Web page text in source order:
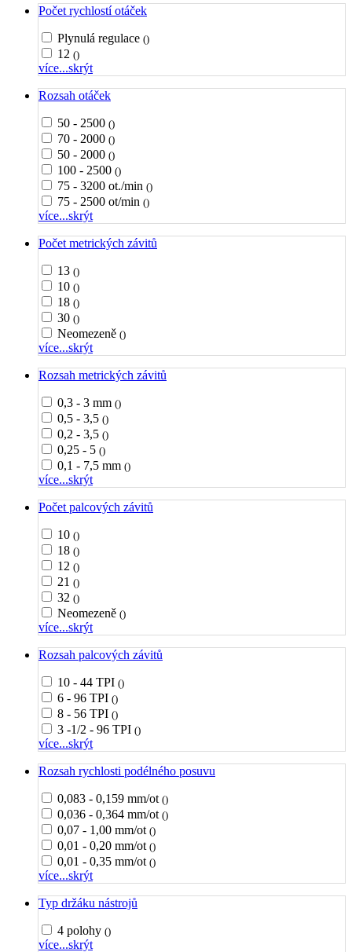
Počet rychlostí otáček
Plynulá regulace ()
12 ()
více...skrýt
Rozsah otáček
50 - 2500 ()
70 - 2000 ()
50 - 2000 ()
100 - 2500 ()
75 - 3200 ot./min ()
75 - 2500 ot/min ()
více...skrýt
Počet metrických závitů
13 ()
10 ()
18 ()
30 ()
Neomezeně ()
více...skrýt
Rozsah metrických závitů
0,3 - 3 mm ()
0,5 - 3,5 ()
0,2 - 3,5 ()
0,25 - 5 ()
0,1 - 7,5 mm ()
více...skrýt
Počet palcových závitů
10 ()
18 ()
12 ()
21 ()
32 ()
Neomezeně ()
více...skrýt
Rozsah palcových závitů
10 - 44 TPI ()
6 - 96 TPI ()
8 - 56 TPI ()
3 -1/2 - 96 TPI ()
více...skrýt
Rozsah rychlosti podélného posuvu
0,083 - 0,159 mm/ot ()
0,036 - 0,364 mm/ot ()
0,07 - 1,00 mm/ot ()
0,01 - 0,20 mm/ot ()
0,01 - 0,35 mm/ot ()
více...skrýt
Typ držáku nástrojů
4 polohy ()
více...skrýt